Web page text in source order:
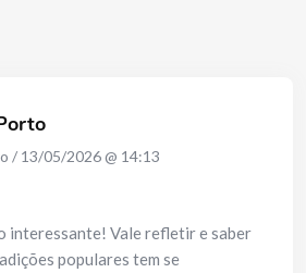
/ 13/05/2026 @ 14:13
interessante! Vale refletir e saber
populares tem se